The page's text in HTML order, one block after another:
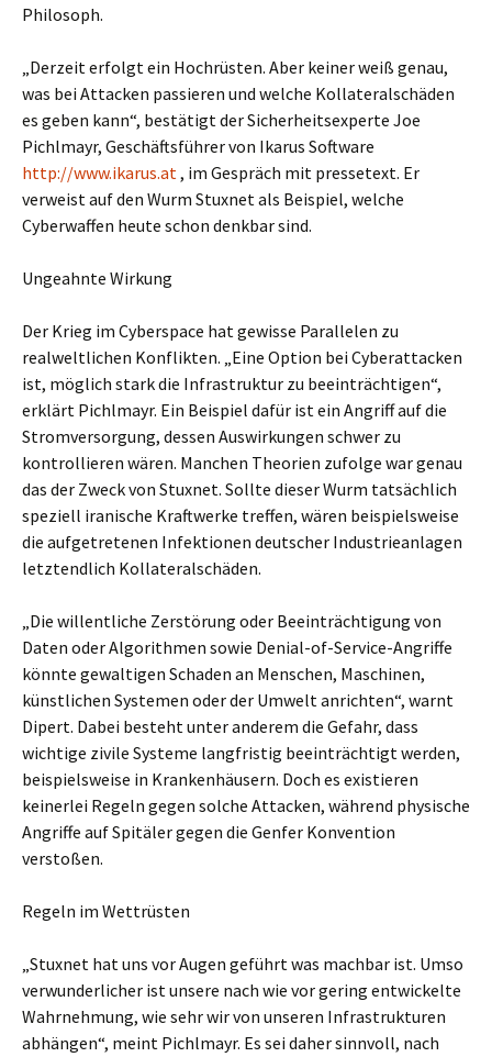
Philosoph.
„Derzeit erfolgt ein Hochrüsten. Aber keiner weiß genau,
was bei Attacken passieren und welche Kollateralschäden
es geben kann“, bestätigt der Sicherheitsexperte Joe
Pichlmayr, Geschäftsführer von Ikarus Software
http://www.ikarus.at, im Gespräch mit pressetext. Er
verweist auf den Wurm Stuxnet als Beispiel, welche
Cyberwaffen heute schon denkbar sind.
Ungeahnte Wirkung
Der Krieg im Cyberspace hat gewisse Parallelen zu
realweltlichen Konflikten. „Eine Option bei Cyberattacken
ist, möglich stark die Infrastruktur zu beeinträchtigen“,
erklärt Pichlmayr. Ein Beispiel dafür ist ein Angriff auf die
Stromversorgung, dessen Auswirkungen schwer zu
kontrollieren wären. Manchen Theorien zufolge war genau
das der Zweck von Stuxnet. Sollte dieser Wurm tatsächlich
speziell iranische Kraftwerke treffen, wären beispielsweise
die aufgetretenen Infektionen deutscher Industrieanlagen
letztendlich Kollateralschäden.
„Die willentliche Zerstörung oder Beeinträchtigung von
Daten oder Algorithmen sowie Denial-of-Service-Angriffe
könnte gewaltigen Schaden an Menschen, Maschinen,
künstlichen Systemen oder der Umwelt anrichten“, warnt
Dipert. Dabei besteht unter anderem die Gefahr, dass
wichtige zivile Systeme langfristig beeinträchtigt werden,
beispielsweise in Krankenhäusern. Doch es existieren
keinerlei Regeln gegen solche Attacken, während physische
Angriffe auf Spitäler gegen die Genfer Konvention
verstoßen.
Regeln im Wettrüsten
„Stuxnet hat uns vor Augen geführt was machbar ist. Umso
verwunderlicher ist unsere nach wie vor gering entwickelte
Wahrnehmung, wie sehr wir von unseren Infrastrukturen
abhängen“, meint Pichlmayr. Es sei daher sinnvoll, nach